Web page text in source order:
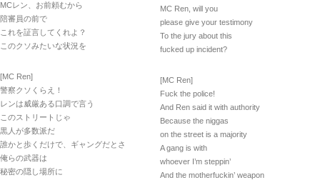
MCレン、お前頼むから
陪審員の前で
これを証言してくれよ？
このクソみたいな状況を
[MC Ren]
警察クソくらえ！
レンは威厳ある口調で言う
このストリートじゃ
黒人が多数派だ
誰かと歩くだけで、ギャングだとさ
俺らの武器は
秘密の隠し場所に
MC Ren, will you
please give your testimony
To the jury about this
fucked up incident?
[MC Ren]
Fuck the police!
And Ren said it with authority
Because the niggas
on the street is a majority
A gang is with
whoever I’m steppin’
And the motherfuckin’ weapon